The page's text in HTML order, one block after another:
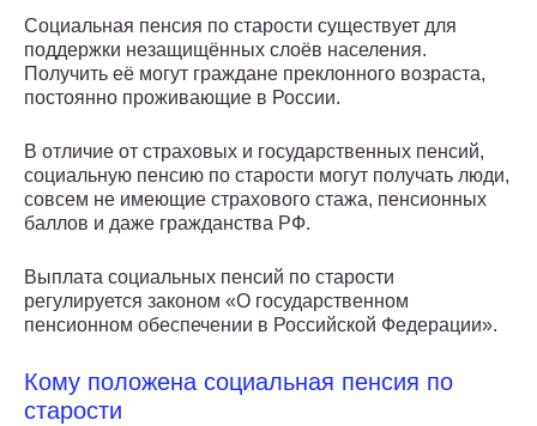
Социальная пенсия по старости существует для
поддержки незащищённых слоёв населения.
Получить её могут граждане преклонного возраста,
постоянно проживающие в России.
В отличие от страховых и государственных пенсий,
социальную пенсию по старости могут получать люди,
совсем не имеющие страхового стажа, пенсионных
баллов и даже гражданства РФ.
Выплата социальных пенсий по старости
регулируется законом «О государственном
пенсионном обеспечении в Российской Федерации».
Кому положена социальная пенсия по
старости